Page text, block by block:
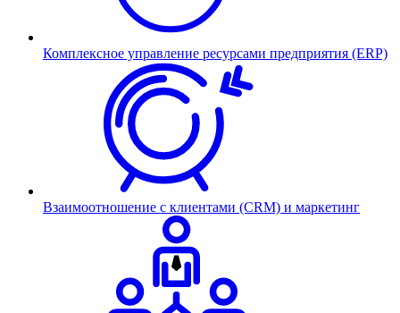
Комплексное управление ресурсами предприятия (ERP)
Взаимоотношение с клиентами (CRM) и маркетинг